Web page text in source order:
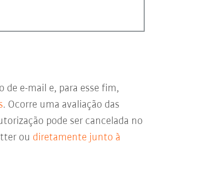
de e-mail e, para esse fim,
. Ocorre uma avaliação das
pode ser cancelada no
ou diretamente junto à